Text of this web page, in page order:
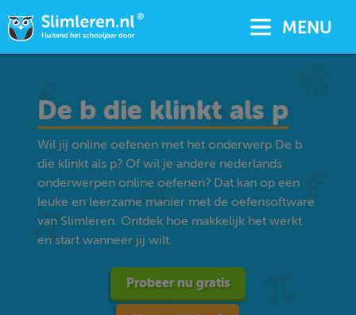
MENU
De b die klinkt als p
Wil jij online oefenen met het onderwerp De b
die klinkt als p? Of wil je andere nederlands
onderwerpen online oefenen? Dat kan op een
leuke en leerzame manier met de oefensoftware
van Slimleren. Ontdek hoe makkelijk het werkt
en start wanneer jij wilt.
Probeer nu gratis